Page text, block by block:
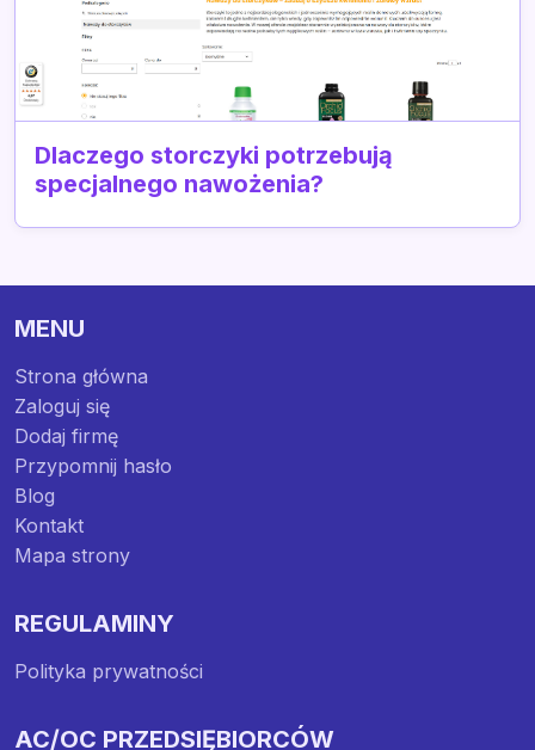
Dlaczego storczyki potrzebują
specjalnego nawożenia?
MENU
Strona główna
Zaloguj się
Dodaj firmę
Przypomnij hasło
Blog
Kontakt
Mapa strony
REGULAMINY
Polityka prywatności
AC/OC PRZEDSIĘBIORCÓW